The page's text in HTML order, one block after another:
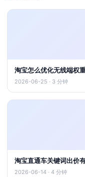
淘宝怎么优化无线端权
2026-06-25 · 3 分钟
淘宝直通车关键词出价
2026-06-14 · 4 分钟